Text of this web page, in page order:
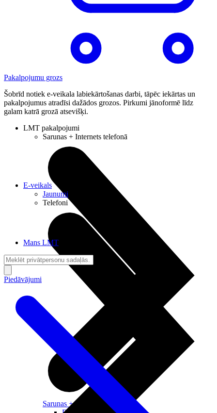
Pakalpojumu grozs
Šobrīd notiek e-veikala labiekārtošanas darbi, tāpēc iekārtas un
pakalpojumus atradīsi dažādos grozos. Pirkumi jānoformē līdz
galam katrā grozā atsevišķi.
LMT pakalpojumi
Sarunas + Internets telefonā
Sarunas + Internets
E-veikals
Jaunumi
Telefoni
Mans LMT
Piedāvājumi